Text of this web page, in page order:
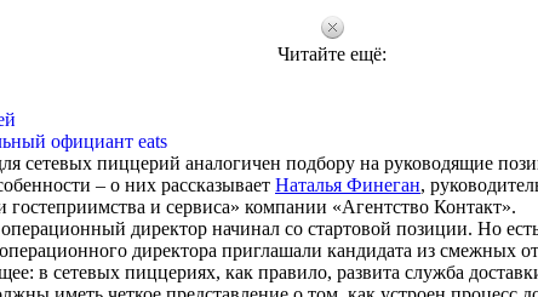
Читайте ещё:
официант eats
сетевых пиццерий аналогичен подбору на руководящие
– о них рассказывает Наталья Финеган,
гостеприимства и сервиса» компании «Агентство Контакт».
директор начинал со стартовой позиции. Но
директора приглашали кандидата из смежных
в сетевых пиццериях, как правило, развита служба